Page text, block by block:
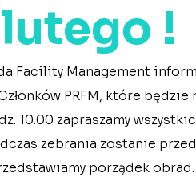
!
Facility Management
PRFM, które
10.00 zapraszamy
zebrania zostanie
porządek obrad.